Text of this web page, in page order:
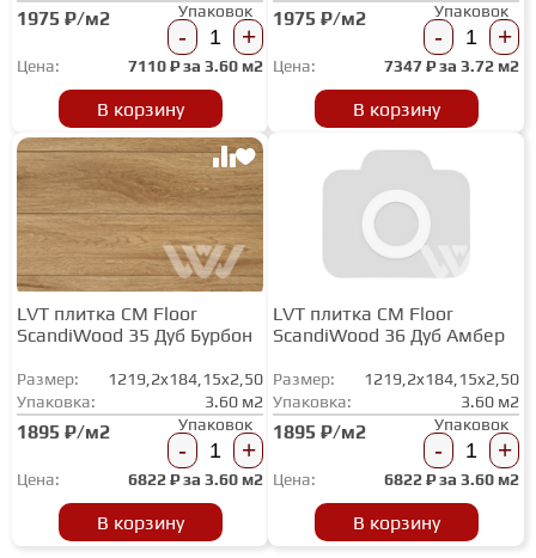
1975 ₽/м2 Упаковок
- +
Цена: 7110₽ за 3.60 м2
В корзину
1975 ₽/м2 Упаковок
- +
Цена: 7347₽ за 3.72 м2
В корзину
LVT плитка CM Floor
ScandiWood 35 Дуб Бурбон
Размер:
1219,2x184,15x2,50
Упаковка:
3.60 м2
1895 ₽/м2 Упаковок
- +
Цена: 6822₽ за 3.60 м2
В корзину
LVT плитка CM Floor
ScandiWood 36 Дуб Амбер
Размер:
1219,2x184,15x2,50
Упаковка:
3.60 м2
1895 ₽/м2 Упаковок
- +
Цена: 6822₽ за 3.60 м2
В корзину